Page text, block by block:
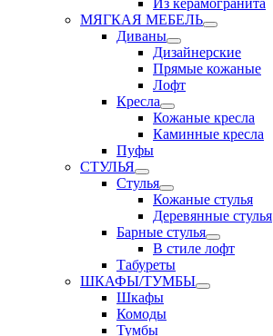
Из керамогранита
МЯГКАЯ МЕБЕЛЬ
Диваны
Дизайнерские
Прямые кожаные
Лофт
Кресла
Кожаные кресла
Каминные кресла
Пуфы
СТУЛЬЯ
Стулья
Кожаные стулья
Деревянные стулья
Барные стулья
В стиле лофт
Табуреты
ШКАФЫ/ТУМБЫ
Шкафы
Комоды
Тумбы